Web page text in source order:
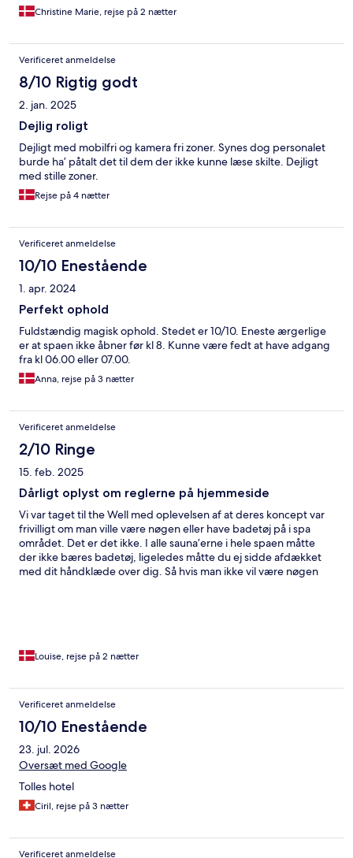
Christine Marie, rejse på 2 nætter
Verificeret anmeldelse
8/10 Rigtig godt
2. jan. 2025
Dejlig roligt
Dejligt med mobilfri og kamera fri zoner. Synes dog personalet
burde ha’ påtalt det til dem der ikke kunne læse skilte. Dejligt
med stille zoner.
Rejse på 4 nætter
Verificeret anmeldelse
10/10 Enestående
1. apr. 2024
Perfekt ophold
Fuldstændig magisk ophold. Stedet er 10/10. Eneste ærgerlige
er at spaen ikke åbner før kl 8. Kunne være fedt at have adgang
fra kl 06.00 eller 07.00.
Anna, rejse på 3 nætter
Verificeret anmeldelse
2/10 Ringe
15. feb. 2025
Dårligt oplyst om reglerne på hjemmeside
Vi var taget til the Well med oplevelsen af at deres koncept var
frivilligt om man ville være nøgen eller have badetøj på i spa
området. Det er det ikke. I alle sauna’erne i hele spaen måtte
der ikke bæres badetøj, ligeledes måtte du ej sidde afdækket
med dit håndklæde over dig. Så hvis man ikke vil være nøgen
Louise, rejse på 2 nætter
Verificeret anmeldelse
10/10 Enestående
23. jul. 2026
Oversæt med Google
Tolles hotel
Ciril, rejse på 3 nætter
Verificeret anmeldelse